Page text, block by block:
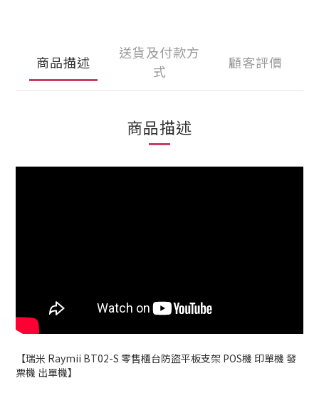
商品描述
送貨及付款方
式
顧客評價
商品描述
【瑞米 Raymii BT02-S 零售櫃台防盜平板支架 POS機 印單機 發
票機 出單機】